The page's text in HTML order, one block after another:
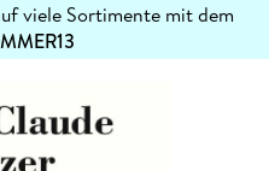
viele Sortimente mit dem